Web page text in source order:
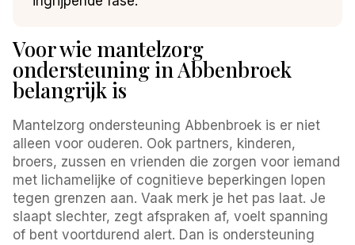
Voor wie mantelzorg
ondersteuning in Abbenbroek
belangrijk is
Mantelzorg ondersteuning Abbenbroek is er niet
alleen voor ouderen. Ook partners, kinderen,
broers, zussen en vrienden die zorgen voor iemand
met lichamelijke of cognitieve beperkingen lopen
tegen grenzen aan. Vaak merk je het pas laat. Je
slaapt slechter, zegt afspraken af, voelt spanning
of bent voortdurend alert. Dan is ondersteuning